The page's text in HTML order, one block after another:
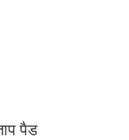
पैड